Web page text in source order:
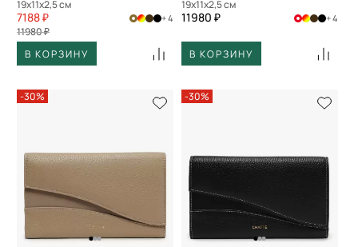
19x11x2,5 см
7188 ₽
11980 ₽
+ 4
В КОРЗИНУ
19x11x2,5 см
11980 ₽ + 4
В КОРЗИНУ
-30% -30%